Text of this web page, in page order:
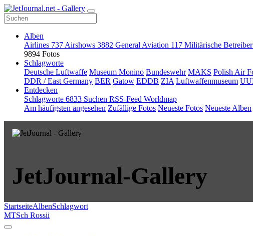
Alben
Airlines 737 Airshows 3882 General Aviation 117 Militärische Betreiber
9894 Fotos
Schlagworte
Deutsche Luftwaffe Museum Monino Bundeswehr MAKS Polish Air
DDR / East Germany BER Gatow EDDB ZIA Luftwaffenmuseum
Entdecken
Schlagworte 6833 Suchen RSS-Feed Worldmap
Am häufigsten angesehen Zufällige Fotos Neueste Fotos Neueste Alben
JetJournal-Gallery
StartseiteAlbenSchlagwort
MTSch Rossii